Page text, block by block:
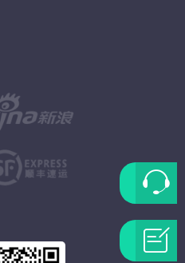
联
系